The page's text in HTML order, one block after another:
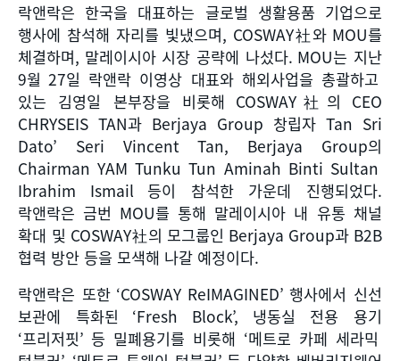
락앤락은 한국을 대표하는 글로벌 생활용품 기업으로
행사에 참석해 자리를 빛냈으며, COSWAY社와MOU를
체결하며, 말레이시아 시장 공략에 나섰다. MOU는 지난
9월 27일 락앤락 이영상 대표와 해외사업을 총괄하고
있는 김영일 본부장을 비롯해 COSWAY 社의 CEO
CHRYSEIS TAN과 Berjaya Group 창립자 Tan Sri
Dato’ Seri Vincent Tan, Berjaya Group의
Chairman YAM Tunku Tun Aminah Binti Sultan
Ibrahim Ismail 등이 참석한 가운데 진행되었다.
락앤락은 금번 MOU를 통해 말레이시아 내 유통 채널
확대 및 COSWAY社의 모그룹인 Berjaya Group과 B2B
협력 방안 등을 모색해 나갈 예정이다.
락앤락은 또한‘COSWAY ReIMAGINED’행사에서 신선
보관에 특화된 ‘Fresh Block’, 냉동실 전용 용기
‘프리저핏’ 등 밀폐용기를 비롯해 ‘메트로 카페 세라믹